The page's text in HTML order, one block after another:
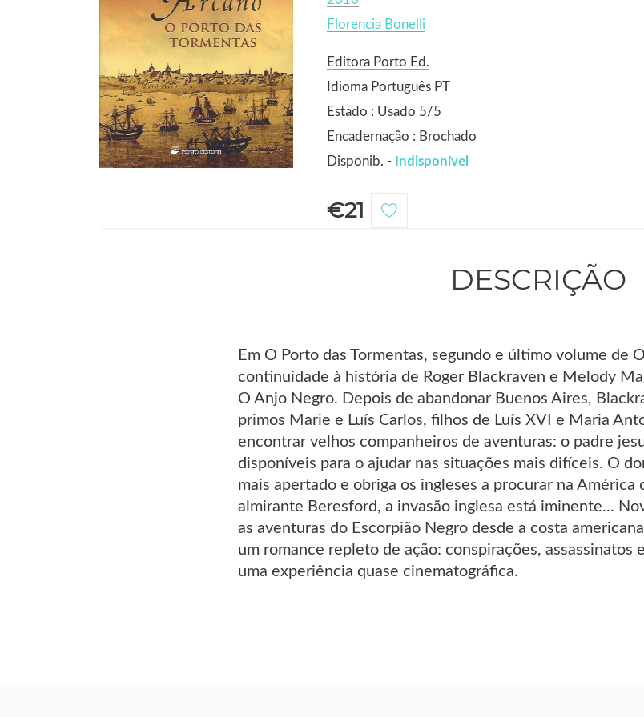
Florencia Bonelli
Editora Porto Ed.
Idioma Português PT
Estado : Usado 5/5
Encadernação : Brochado
Disponib. - Indisponível
€21
DESCRIÇÃO
Em O Porto das Tormentas, segundo e último volume de
continuidade à história de Roger Blackraven e Melody
O Anjo Negro. Depois de abandonar Buenos Aires,
primos Marie e Luís Carlos, filhos de Luís XVI e Maria
encontrar velhos companheiros de aventuras: o padre
disponíveis para o ajudar nas situações mais difíceis. O
mais apertado e obriga os ingleses a procurar na
almirante Beresford, a invasão inglesa está iminente...
as aventuras do Escorpião Negro desde a costa
um romance repleto de ação: conspirações,
uma experiência quase cinematográfica.